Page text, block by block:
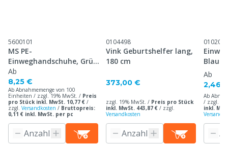
5600101
MS PE-
Einweghandschuhe, Grün,
lang, 100 Stück
Ab
8,25 €
Ab Abnahmemenge von 100
Einheiten / zzgl. 19% MwSt. / Preis
pro Stück inkl. MwSt. 10,77 € /
zzgl. Versandkosten / Bruttopreis:
0,11 € inkl. MwSt. per pc
0104498
Vink Geburtshelfer lang,
180 cm
373,00 €
zzgl. 19% MwSt. / Preis pro Stück
inkl. MwSt. 443,87 € / zzgl.
Versandkosten
0102001
Blau
Ab
2,46
Ab
/ zzgl.
inkl.